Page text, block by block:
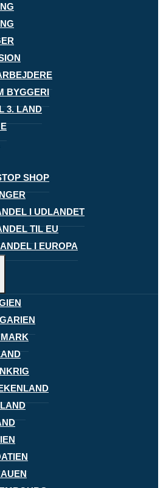
BYGGERI
3. LAND
SHOP
I UDLANDET
TIL EU
I EUROPA